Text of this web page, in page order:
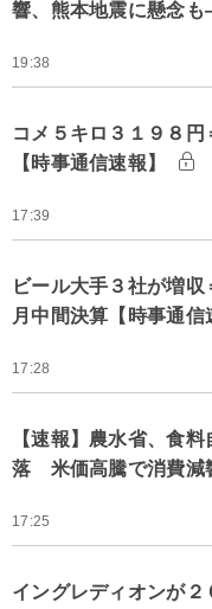
響、熊本地震に懸念
19:38
コメ５キロ３１９８
【時事通信速報】
17:39
ビール大手３社が増
月中間決算【時事通信
17:28
【速報】農水省、食
落 米価高騰で消費減
17:25
イングレディオンが